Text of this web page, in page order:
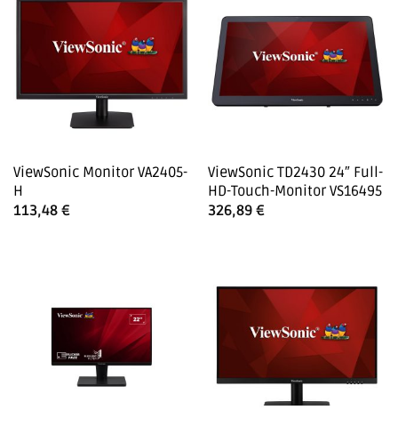
ViewSonic Monitor VA2405-
H
113,48 €
ViewSonic TD2430 24″ Full-
HD-Touch-Monitor VS16495
326,89 €